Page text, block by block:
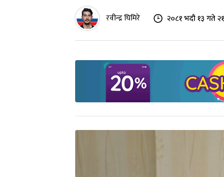
रवीन्द्र घिमिरे २०८१ भदौ १३ गते